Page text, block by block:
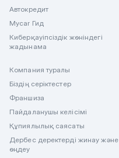
Автокредит
Mycar Гид
Киберқауіпсіздік жөніндегі
жадынама
Компания туралы
Біздің серіктестер
Франшиза
Пайдаланушы келісімі
Құпиялылық саясаты
Дербес деректерді жинау және
өңдеу